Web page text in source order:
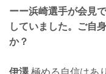
ーー浜崎選手が会見
していました。ご自
か？